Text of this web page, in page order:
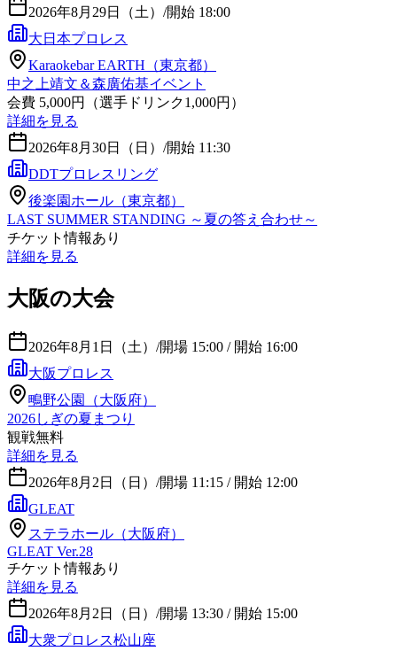
2026年8月29日（土） /開始 18:00
大日本プロレス
Karaokebar EARTH（東京都）
中之上靖文＆森廣佑基イベント
会費 5,000円（選手ドリンク1,000円）
詳細を見る
2026年8月30日（日） /開始 11:30
DDTプロレスリング
後楽園ホール（東京都）
LAST SUMMER STANDING ～夏の答え合わせ～
チケット情報あり
詳細を見る
大阪の大会
2026年8月1日（土） /開場 15:00 / 開始 16:00
大阪プロレス
鴫野公園（大阪府）
2026しぎの夏まつり
観戦無料
詳細を見る
2026年8月2日（日） /開場 11:15 / 開始 12:00
GLEAT
ステラホール（大阪府）
GLEAT Ver.28
チケット情報あり
詳細を見る
2026年8月2日（日） /開場 13:30 / 開始 15:00
大衆プロレス松山座